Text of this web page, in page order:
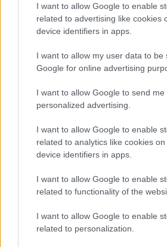
I want to allow Google to enable
related to advertising like cookies
device identifiers in apps.
I want to allow my user data to be
Google for online advertising
I want to allow Google to send me
personalized advertising.
I want to allow Google to enable
related to analytics like cookies
device identifiers in apps.
I want to allow Google to enable
related to functionality of the
I want to allow Google to enable
related to personalization.
Báruch háSém! Épségben
napja eltűnt lányra